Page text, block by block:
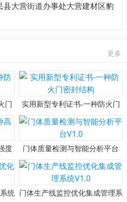
大营街道办事处大营建材区豹
门
实用新型专利证书-一种防火门
密封结构
度
门体质量检测与智能分析平台
V1.0
统 门体生产线监控优化集成管理系
更多